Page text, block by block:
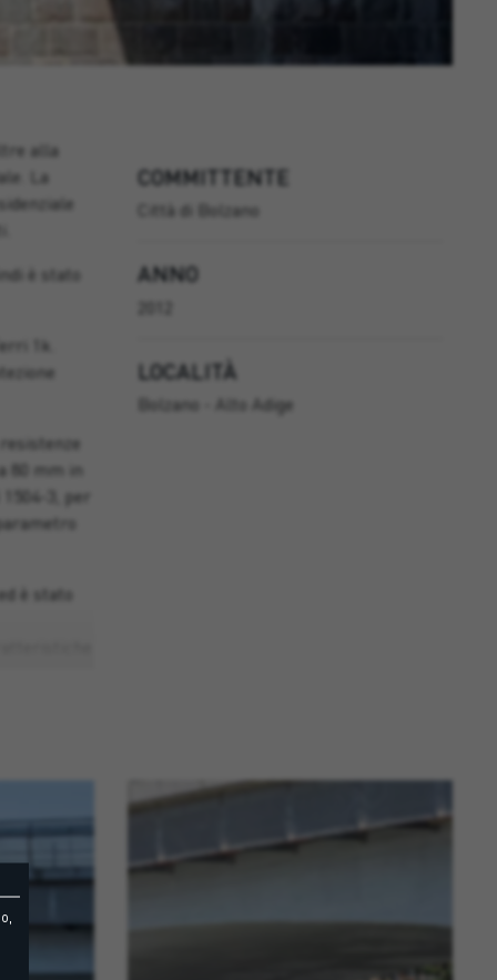
alla
La
è stato
1k.
80 mm in
3, per
è stato
e che il
COMMITTENTE
Città di Bolzano
ANNO
LOCALITÀ
Bolzano - Alto Adige